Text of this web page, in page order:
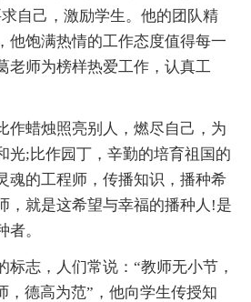
自己，激励学生。他的团队精
他饱满热情的工作态度值得每一
老师为榜样热爱工作，认真工
作蜡烛照亮别人，燃尽自己，为
光;比作园丁，辛勤的培育祖国的
魂的工程师，传播知识，播种希
，就是这希望与幸福的播种人!是
者。
标志，人们常说：“教师无小节，
，德高为范”，他向学生传授知